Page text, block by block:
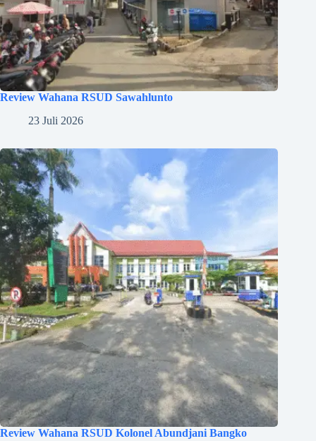
Review Wahana RSUD Sawahlunto
23 Juli 2026
Review Wahana RSUD Kolonel Abundjani Bangko